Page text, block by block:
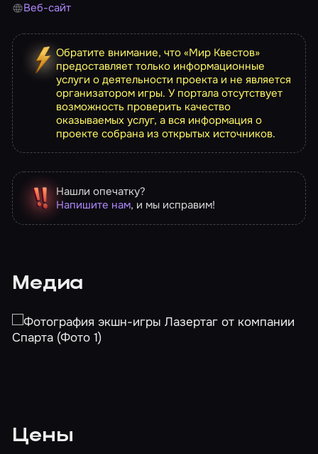
Веб-сайт
Обратите внимание, что «Мир Квестов»
предоставляет только информационные
услуги о деятельности проекта и не является
организатором игры. У портала отсутствует
возможность проверить качество
оказываемых услуг, а вся информация о
проекте собрана из открытых источников.
Нашли опечатку?
Напишите нам, и мы исправим!
Медиа
Цены